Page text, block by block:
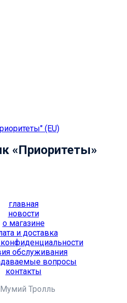
«Приоритеты»
главная
новости
о магазине
и доставка
обслуживания
вопросы
контакты
Тролль